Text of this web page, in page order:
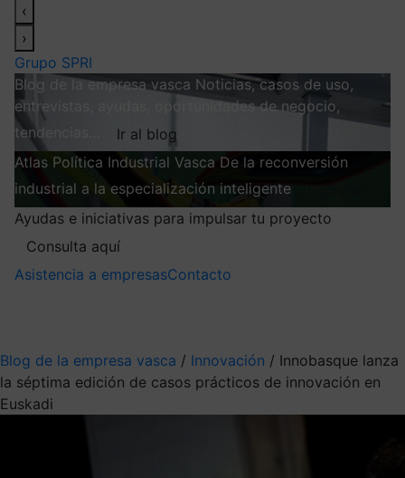
‹
›
Grupo SPRI
Blog de la empresa vasca Noticias, casos de uso,
entrevistas, ayudas, oportunidades de negocio,
tendencias…
Ir al blog
Atlas Política Industrial Vasca De la reconversión
industrial a la especialización inteligente
Ayudas e iniciativas para impulsar tu proyecto
Consulta aquí
Asistencia a empresasContacto
Blog de la empresa vasca / Innovación / Innobasque lanza
la séptima edición de casos prácticos de innovación en
Euskadi